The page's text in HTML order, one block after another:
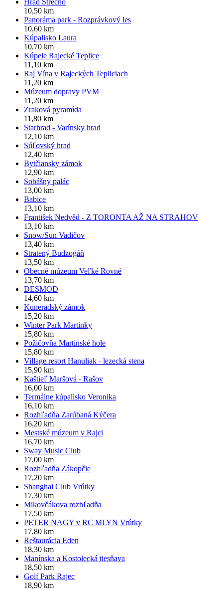
10,50 km
Panoráma park - Rozprávkový les
10,60 km
Kúpalisko Laura
10,70 km
Kúpele Rajecké Teplice
11,10 km
Raj Vína v Rajeckých Tepliciach
11,20 km
Múzeum dopravy PVM
11,20 km
Zraková pyramída
11,80 km
Starhrad - Varínsky hrad
12,10 km
Súľovský hrad
12,40 km
Bytčiansky zámok
12,90 km
Sobášny palác
13,00 km
Babice
13,10 km
František Nedvěd - Z TORONTA AŽ NA STRAHOV
13,10 km
Snow/Sun Vadičov
13,40 km
Stratený Budzogáň
13,50 km
Obecné múzeum Veľké Rovné
13,70 km
DESMOD
14,60 km
Kuneradský zámok
15,20 km
Winter Park Martinky
15,80 km
Požičovňa Martinské hole
15,80 km
Village resort Hanuliak - lezecká stena
15,90 km
Kaštieľ Maršová - Rašov
16,00 km
Termálne kúpalisko Veronika
16,10 km
Rozhľadňa Zarúbaná Kýčera
16,20 km
Mestské múzeum v Rajci
16,70 km
Sway Music Club
17,00 km
Rozhľadňa Zákopčie
17,20 km
Shanghai Club Vrútky
17,30 km
Mikovčákova rozhľadňa
17,50 km
PETER NAGY v RC MLYN Vrútky
17,80 km
Reštaurácia Eden
18,30 km
Manínska a Kostolecká tiesňava
18,50 km
Golf Park Rajec
18,90 km